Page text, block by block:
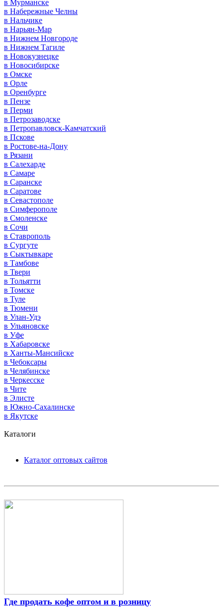
в Мурманске
в Набережные Челны
в Нальчике
в Нарьян-Мар
в Нижнем Новгороде
в Нижнем Тагиле
в Новокузнецке
в Новосибирске
в Омске
в Орле
в Оренбурге
в Пензе
в Перми
в Петрозаводске
в Петропавловск-Камчатский
в Пскове
в Ростове-на-Дону
в Рязани
в Салехарде
в Самаре
в Саранске
в Саратове
в Севастополе
в Симферополе
в Смоленске
в Сочи
в Ставрополь
в Сургуте
в Сыктывкаре
в Тамбове
в Твери
в Тольятти
в Томске
в Туле
в Тюмени
в Улан-Удэ
в Ульяновске
в Уфе
в Хабаровске
в Ханты-Мансийске
в Чебоксары
в Челябинске
в Черкесске
в Чите
в Элисте
в Южно-Сахалинске
в Якутске
Каталоги
Каталог оптовых сайтов
Где продать кофе оптом и в розницу